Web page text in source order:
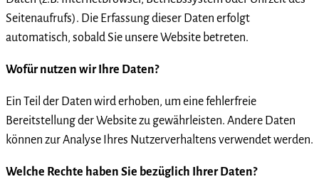
Seitenaufrufs). Die Erfassung dieser Daten erfolgt
automatisch, sobald Sie unsere Website betreten.
Wofür nutzen wir Ihre Daten?
Ein Teil der Daten wird erhoben, um eine fehlerfreie
Bereitstellung der Website zu gewährleisten. Andere Daten
können zur Analyse Ihres Nutzerverhaltens verwendet werden.
Welche Rechte haben Sie bezüglich Ihrer Daten?